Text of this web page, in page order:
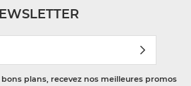
plans, recevez nos meilleures promos